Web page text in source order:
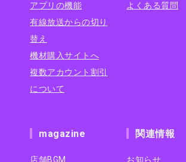
アプリの機能
有線放送からの切り
替え
機材購入サイトへ
複数アカウント割引
について
よくある質問
magazine
店舗BGM
関連情報
お知らせ